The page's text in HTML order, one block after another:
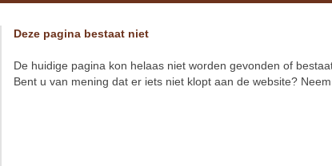
Deze pagina bestaat niet
De huidige pagina kon helaas niet worden gevonden of
Bent u van mening dat er iets niet klopt aan de website?